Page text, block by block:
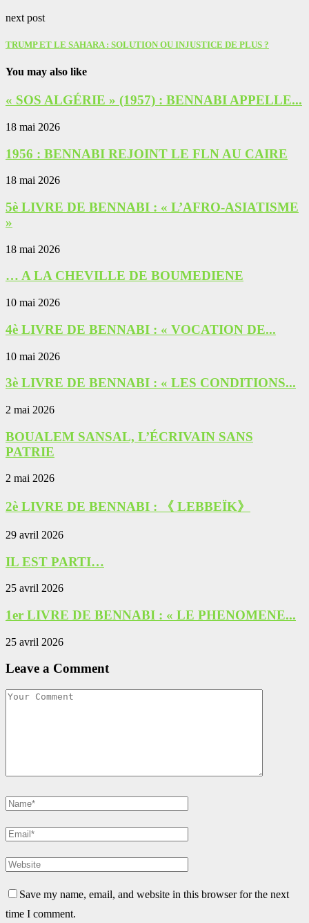
next post
TRUMP ET LE SAHARA : SOLUTION OU INJUSTICE DE PLUS ?
You may also like
« SOS ALGÉRIE » (1957) : BENNABI APPELLE...
18 mai 2026
1956 : BENNABI REJOINT LE FLN AU CAIRE
18 mai 2026
5è LIVRE DE BENNABI : « L’AFRO-ASIATISME
»
18 mai 2026
… A LA CHEVILLE DE BOUMEDIENE
10 mai 2026
4è LIVRE DE BENNABI : « VOCATION DE...
10 mai 2026
3è LIVRE DE BENNABI : « LES CONDITIONS...
2 mai 2026
BOUALEM SANSAL, L’ÉCRIVAIN SANS
PATRIE
2 mai 2026
2è LIVRE DE BENNABI : 《 LEBBEÏK》
29 avril 2026
IL EST PARTI…
25 avril 2026
1er LIVRE DE BENNABI : « LE PHENOMENE...
25 avril 2026
Leave a Comment
Save my name, email, and website in this browser for the next
time I comment.